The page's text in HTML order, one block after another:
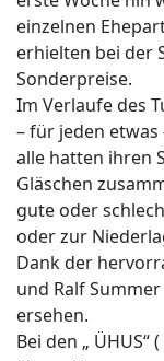
einzelnen
erhielten bei der
Sonderpreise.
Im Verlaufe des
– für jeden etwas
alle hatten ihren
Gläschen
gute oder
oder zur
Dank der
und Ralf
ersehen.
Bei den „